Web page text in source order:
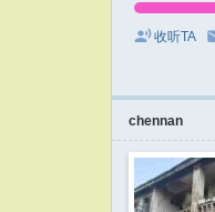
收听TA
chennan